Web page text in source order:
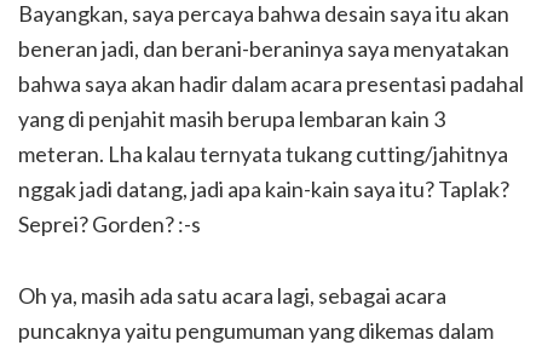
Bayangkan, saya percaya bahwa desain saya itu akan
beneran jadi, dan berani-beraninya saya menyatakan
bahwa saya akan hadir dalam acara presentasi padahal
yang di penjahit masih berupa lembaran kain 3
meteran. Lha kalau ternyata tukang cutting/jahitnya
nggak jadi datang, jadi apa kain-kain saya itu? Taplak?
Seprei? Gorden? :-s
Oh ya, masih ada satu acara lagi, sebagai acara
puncaknya yaitu pengumuman yang dikemas dalam